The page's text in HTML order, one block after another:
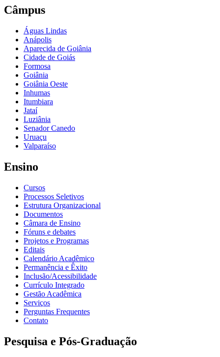
Câmpus
Águas Lindas
Anápolis
Aparecida de Goiânia
Cidade de Goiás
Formosa
Goiânia
Goiânia Oeste
Inhumas
Itumbiara
Jataí
Luziânia
Senador Canedo
Uruaçu
Valparaíso
Ensino
Cursos
Processos Seletivos
Estrutura Organizacional
Documentos
Câmara de Ensino
Fóruns e debates
Projetos e Programas
Editais
Calendário Acadêmico
Permanência e Êxito
Inclusão/Acessibilidade
Currículo Integrado
Gestão Acadêmica
Serviços
Perguntas Frequentes
Contato
Pesquisa e Pós-Graduação